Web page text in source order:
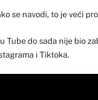
se navodi, to je veći
Tube do sada nije bio
i Tiktoka.